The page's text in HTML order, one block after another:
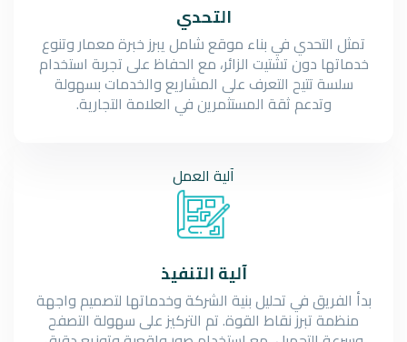
التحدي
تمثل التحدي في بناء موقع شامل يبرز خبرة معمار وتنوع
خدماتها دون تشتيت الزائر، مع الحفاظ على تجربة استخدام
سلسة تتيح التعرف على المشاريع والخدمات بسهولة
وتدعم ثقة المستثمرين في العلامة التجارية.
آلية العمل
آلية التنفيذ
بدأ الفريق في تحليل بنية الشركة وخدماتها لتصميم واجهة
منظمة تبرز نقاط القوة. تم التركيز على سهولة التصفح